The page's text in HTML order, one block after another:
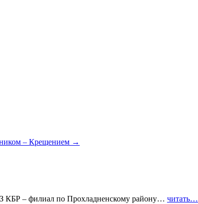
– Крещением →
КБР – филиал по Прохладненскому району… читать…